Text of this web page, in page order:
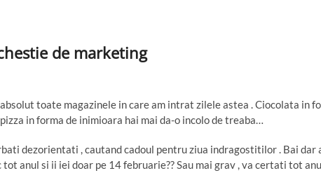
de marketing
toate magazinele in care am intrat zilele astea . Ciocolata in
in forma de inimioara hai mai da-o incolo de treaba…
dezorientati , cautand cadoul pentru ziua indragostitilor . Bai dar
anul si ii iei doar pe 14 februarie?? Sau mai grav , va certati tot